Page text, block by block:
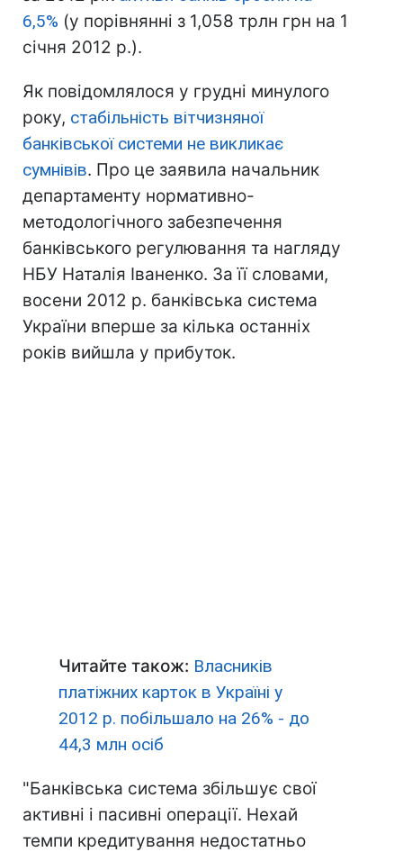
6,5% (у порівнянні з 1,058 трлн грн на 1
січня 2012 р.).
Як повідомлялося у грудні минулого
року, стабільність вітчизняної
банківської системи не викликає
сумнівів. Про це заявила начальник
департаменту нормативно-
методологічного забезпечення
банківського регулювання та нагляду
НБУ Наталія Іваненко. За її словами,
восени 2012 р. банківська система
України вперше за кілька останніх
років вийшла у прибуток.
Читайте також: Власників
платіжних карток в Україні у
2012 р. побільшало на 26% - до
44,3 млн осіб
"Банківська система збільшує свої
активні і пасивні операції. Нехай
темпи кредитування недостатньо